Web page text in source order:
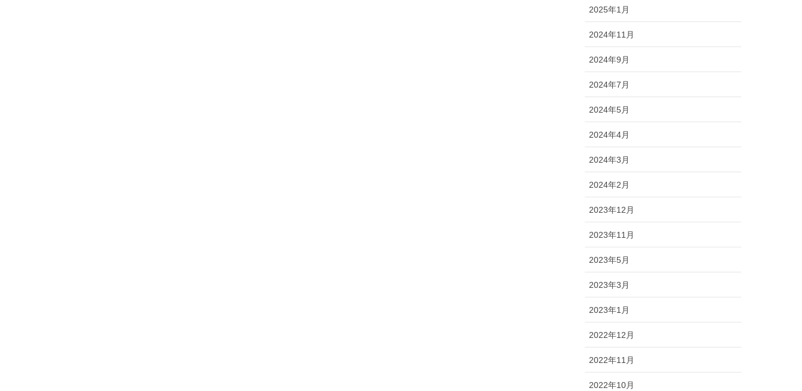
2025年1月
2024年11月
2024年9月
2024年7月
2024年5月
2024年4月
2024年3月
2024年2月
2023年12月
2023年11月
2023年5月
2023年3月
2023年1月
2022年12月
2022年11月
2022年10月